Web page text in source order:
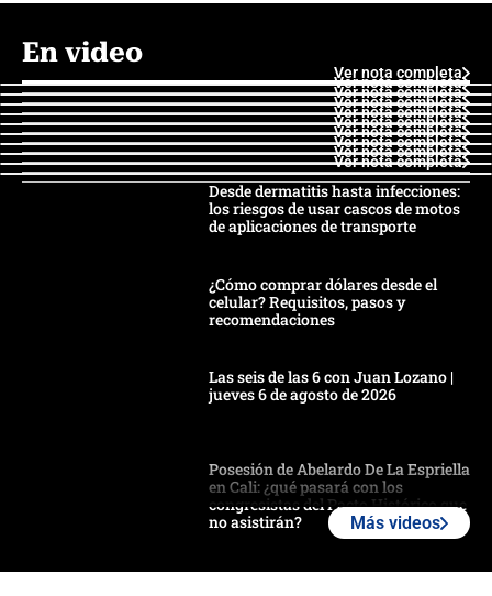
En video
Ver nota completa
Ver nota completa
Ver nota completa
Ver nota completa
Ver nota completa
Ver nota completa
Ver nota completa
Ver nota completa
Ver nota completa
Ver nota completa
Desde dermatitis hasta infecciones:
los riesgos de usar cascos de motos
de aplicaciones de transporte
¿Cómo comprar dólares desde el
celular? Requisitos, pasos y
recomendaciones
Las seis de las 6 con Juan Lozano |
jueves 6 de agosto de 2026
Posesión de Abelardo De La Espriella
en Cali: ¿qué pasará con los
congresistas del Pacto Histórico que
no asistirán?
Más videos